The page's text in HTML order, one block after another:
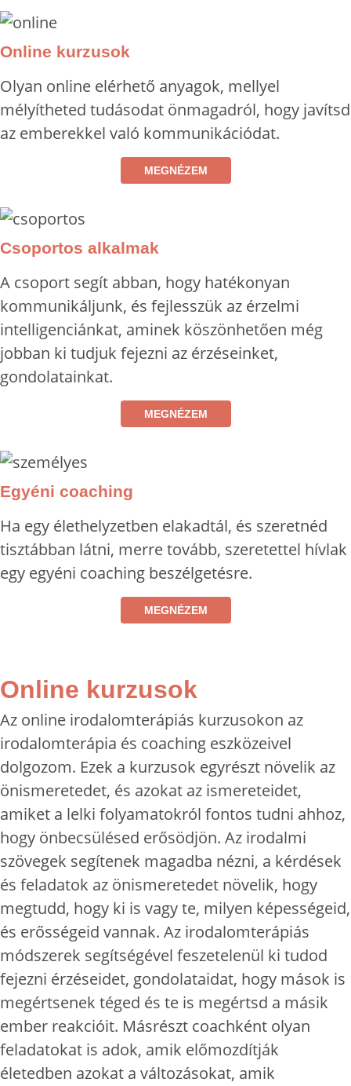
Online kurzusok
Olyan online elérhető anyagok, mellyel
mélyítheted tudásodat önmagadról, hogy javítsd
az emberekkel való kommunikációdat.
MEGNÉZEM
Csoportos alkalmak
A csoport segít abban, hogy hatékonyan
kommunikáljunk, és fejlesszük az érzelmi
intelligenciánkat, aminek köszönhetően még
jobban ki tudjuk fejezni az érzéseinket,
gondolatainkat.
MEGNÉZEM
Egyéni coaching
Ha egy élethelyzetben elakadtál, és szeretnéd
tisztábban látni, merre tovább, szeretettel hívlak
egy egyéni coaching beszélgetésre.
MEGNÉZEM
Online kurzusok
Az online irodalomterápiás kurzusokon az
irodalomterápia és coaching eszközeivel
dolgozom. Ezek a kurzusok egyrészt növelik az
önismeretedet, és azokat az ismereteidet,
amiket a lelki folyamatokról fontos tudni ahhoz,
hogy önbecsülésed erősödjön. Az irodalmi
szövegek segítenek magadba nézni, a kérdések
és feladatok az önismeretedet növelik, hogy
megtudd, hogy ki is vagy te, milyen képességeid,
és erősségeid vannak. Az irodalomterápiás
módszerek segítségével feszetelenül ki tudod
fejezni érzéseidet, gondolataidat, hogy mások is
megértsenek téged és te is megértsd a másik
ember reakcióit. Másrészt coachként olyan
feladatokat is adok, amik előmozdítják
életedben azokat a változásokat, amik